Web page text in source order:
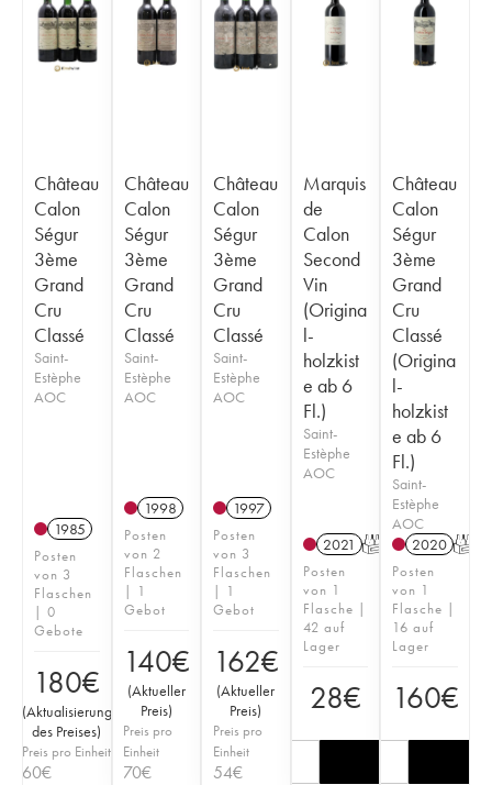
Château
Calon
Ségur
3ème
Grand
Cru
Classé
Saint-
Estèphe
AOC
1985
Posten
von 3
Flaschen
| 0
Gebote
180€
(Aktualisierung
des Preises)
Preis pro Einheit
60€
Château
Calon
Ségur
3ème
Grand
Cru
Classé
Saint-
Estèphe
AOC
1998
Posten
von 2
Flaschen
| 1
Gebot
140€
(Aktueller
Preis)
Preis pro
Einheit
70€
Château
Calon
Ségur
3ème
Grand
Cru
Classé
Saint-
Estèphe
AOC
1997
Posten
von 3
Flaschen
| 1
Gebot
162€
(Aktueller
Preis)
Preis pro
Einheit
54€
Marquis
de
Calon
Second
Vin
(Origina
l-
holzkist
e ab 6
Fl.)
Saint-
Estèphe
AOC
2021 T
Posten
von 1
Flasche |
42 auf
Lager
28€
Château
Calon
Ségur
3ème
Grand
Cru
Classé
(Origina
l-
holzkist
e ab 6
Fl.)
Saint-
Estèphe
AOC
2020 T
Posten
von 1
Flasche |
16 auf
Lager
160€